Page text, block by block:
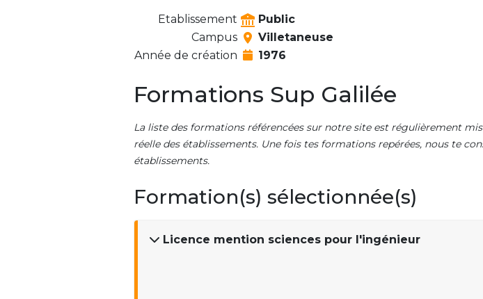
Etablissement
Public
Campus
Villetaneuse
Année de création
1976
Formations Sup Galilée
La liste des formations référencées sur notre site est régulièrement
réelle des établissements. Une fois tes formations repérées, nous te
établissements.
Formation(s) sélectionnée(s)
Licence mention sciences pour l'ingénieur